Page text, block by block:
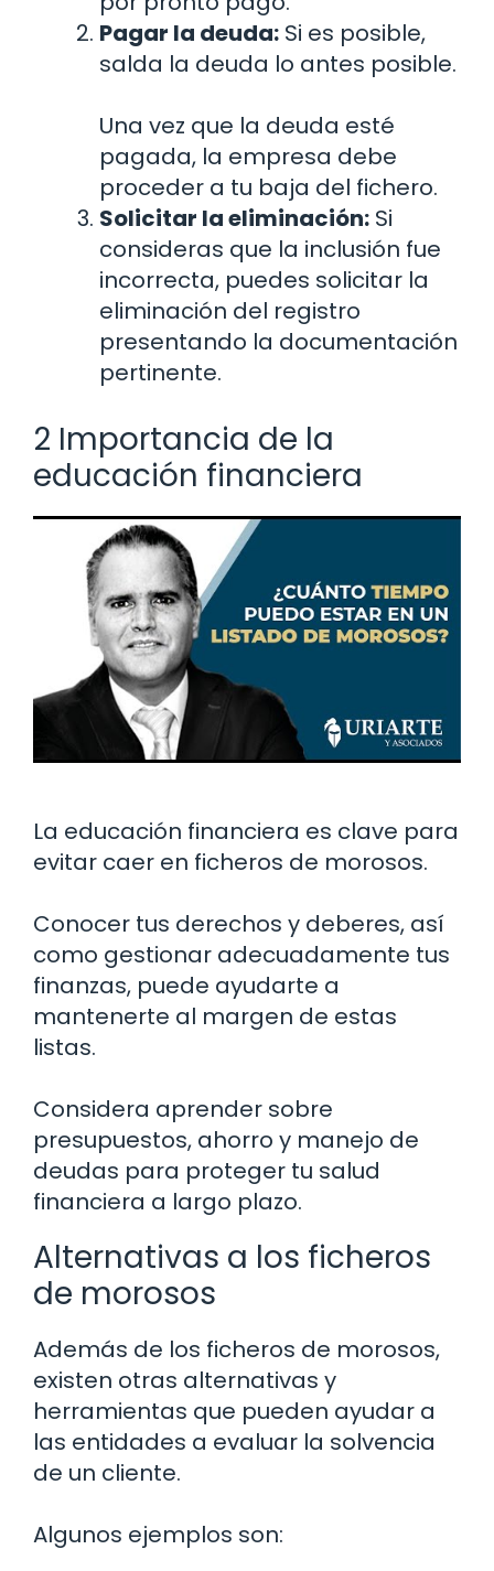
Pagar la deuda: Si es posible,
salda la deuda lo antes posible.
Una vez que la deuda esté
pagada, la empresa debe
proceder a tu baja del fichero.
Solicitar la eliminación: Si
consideras que la inclusión fue
incorrecta, puedes solicitar la
eliminación del registro
presentando la documentación
pertinente.
2 Importancia de la
educación financiera
La educación financiera es clave para
evitar caer en ficheros de morosos.
Conocer tus derechos y deberes, así
como gestionar adecuadamente tus
finanzas, puede ayudarte a
mantenerte al margen de estas
listas.
Considera aprender sobre
presupuestos, ahorro y manejo de
deudas para proteger tu salud
financiera a largo plazo.
Alternativas a los ficheros
de morosos
Además de los ficheros de morosos,
existen otras alternativas y
herramientas que pueden ayudar a
las entidades a evaluar la solvencia
de un cliente.
Algunos ejemplos son: